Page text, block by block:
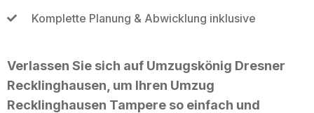
Komplette Planung & Abwicklung inklusive
Verlassen Sie sich auf Umzugskönig Dresner
Recklinghausen, um Ihren Umzug
Recklinghausen Tampere so einfach und